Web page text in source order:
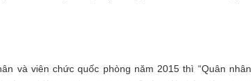
và viên chức quốc phòng năm 2015 thì “Quân nhân